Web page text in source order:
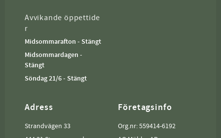
Avvikande öppettide
r
Midsommarafton - Stängt
Midsommardagen -
Stängt
Söndag 21/6 - Stängt
Adress
Strandvägen 33
Företagsinfo
Org.nr: 559414-6192